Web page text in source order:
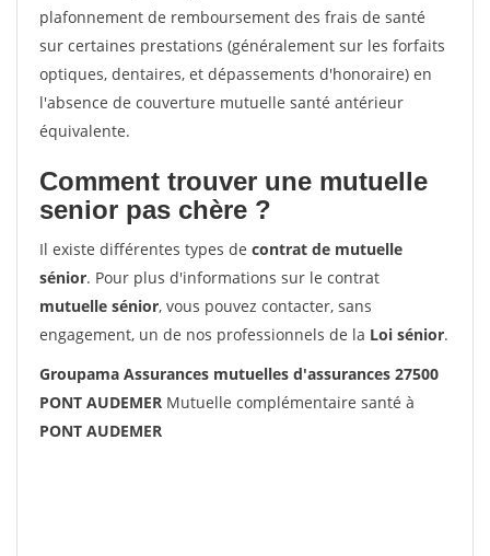
plafonnement de remboursement des frais de santé
sur certaines prestations (généralement sur les forfaits
optiques, dentaires, et dépassements d'honoraire) en
l'absence de couverture mutuelle santé antérieur
équivalente.
Comment trouver une mutuelle
senior pas chère ?
Il existe différentes types de contrat de mutuelle
sénior. Pour plus d'informations sur le contrat
mutuelle sénior, vous pouvez contacter, sans
engagement, un de nos professionnels de la Loi sénior.
Groupama Assurances mutuelles d'assurances 27500
PONT AUDEMER Mutuelle complémentaire santé à
PONT AUDEMER